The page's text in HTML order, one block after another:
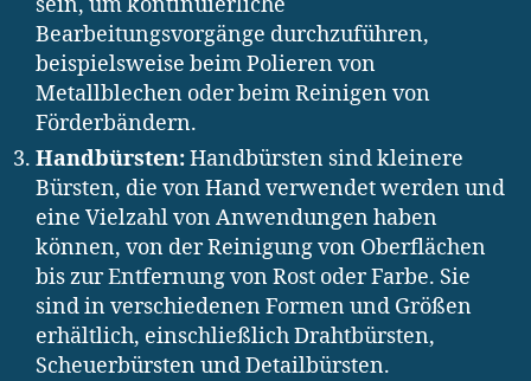
Bearbeitungsvorgänge durchzuführen,
beispielsweise beim Polieren von
Metallblechen oder beim Reinigen von
Förderbändern.
Handbürsten:Handbürsten sind kleinere
Bürsten, die von Hand verwendet werden und
eine Vielzahl von Anwendungen haben
können, von der Reinigung von Oberflächen
bis zur Entfernung von Rost oder Farbe. Sie
sind in verschiedenen Formen und Größen
erhältlich, einschließlich Drahtbürsten,
Scheuerbürsten und Detailbürsten.